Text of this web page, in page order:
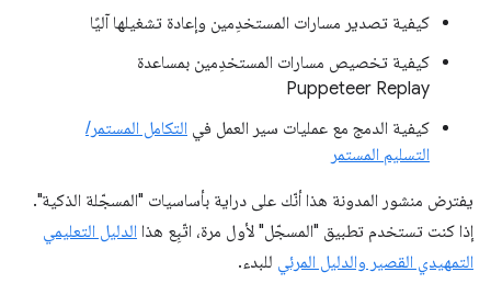
كيفية تصدير مسارات المستخدِمين وإعادة تشغيلها آليًا
كيفية تخصيص مسارات المستخدِمين بمساعدة
Puppeteer Replay
كيفية الدمج مع عمليات سير العمل في التكامل المستمر/
التسليم المستمر
يفترض منشور المدونة هذا أنّك على دراية بأساسيات "المسجّلة الذكية".
إذا كنت تستخدم تطبيق "المسجّل" لأول مرة، اتّبِع هذا الدليل التعليمي
التمهيدي القصير والدليل المرئي للبدء.